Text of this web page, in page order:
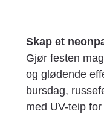
Skap et
Gjør festen
og glødende
bursdag,
med UV-teip